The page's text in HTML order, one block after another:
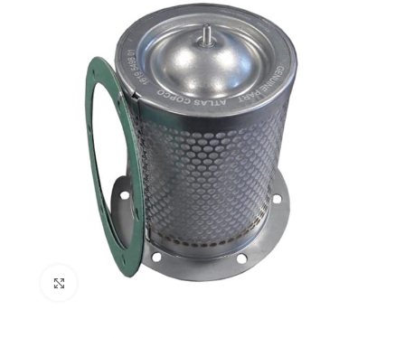
Увеличить